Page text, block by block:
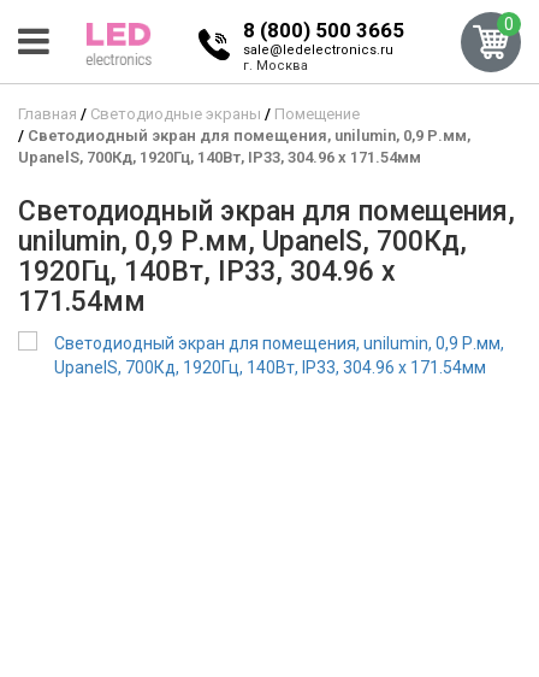
8 (800) 500 3665
sale@ledelectronics.ru
г. Москва
0
Главная Светодиодные экраны
Помещение
Светодиодный экран для помещения, unilumin, 0,9 Р.мм,
UpanelS, 700Кд, 1920Гц, 140Вт, IP33, 304.96 x 171.54мм
Светодиодный экран для помещения,
unilumin, 0,9 Р.мм, UpanelS, 700Кд,
1920Гц, 140Вт, IP33, 304.96 x
171.54мм